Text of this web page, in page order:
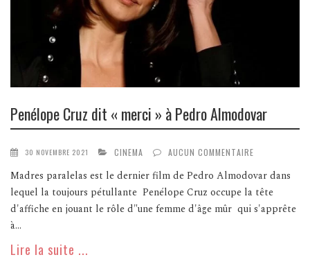
Penélope Cruz dit « merci » à Pedro Almodovar
30 NOVEMBRE 2021 CINEMA AUCUN COMMENTAIRE
Madres paralelas est le dernier film de Pedro Almodovar dans
lequel la toujours pétullante Penélope Cruz occupe la tête
d'affiche en jouant le rôle d"une femme d'âge mûr qui s'apprête
à...
Lire la suite ...